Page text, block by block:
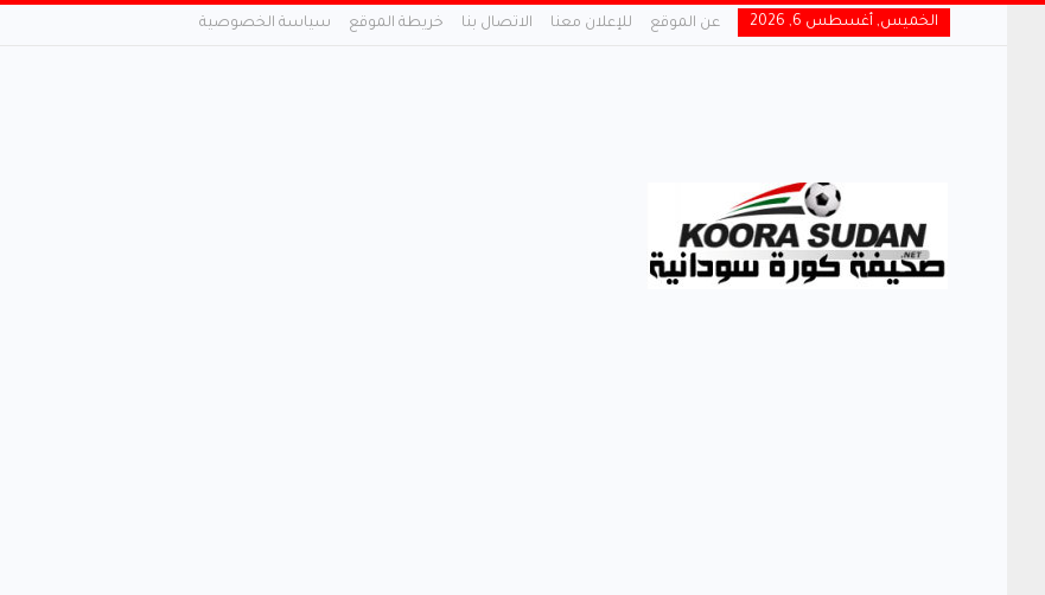
الخميس, أغسطس 6, 2026 عن الموقع للإعلان معنا الاتصال بنا خريطة الموقع سياسة الخصوصية